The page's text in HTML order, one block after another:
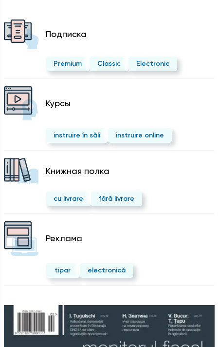
Подписка
Premium Classic Electronic
Курсы
instruire în săli instruire online
Kнижная полка
cu livrare fără livrare
Реклама
tipar electronică